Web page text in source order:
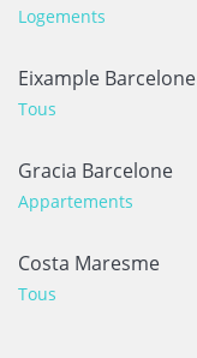
Logements
Eixample Barcelone
Tous
Gracia Barcelone
Appartements
Costa Maresme
Tous